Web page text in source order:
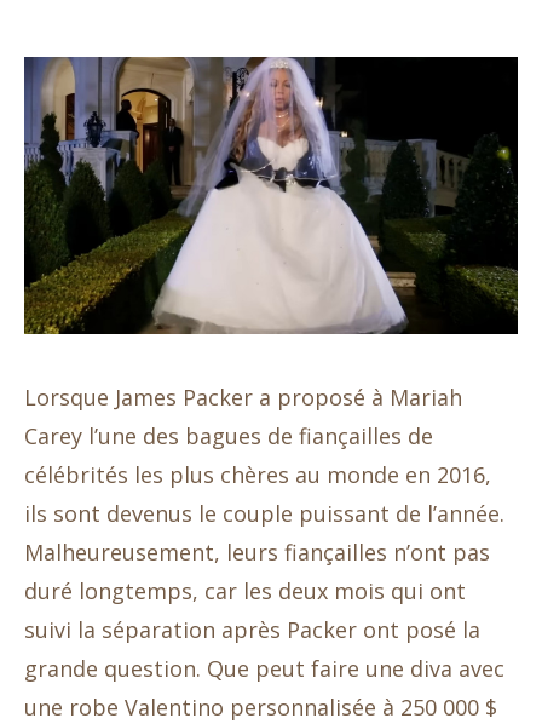
Lorsque James Packer a proposé à Mariah
Carey l’une des bagues de fiançailles de
célébrités les plus chères au monde en 2016,
ils sont devenus le couple puissant de l’année.
Malheureusement, leurs fiançailles n’ont pas
duré longtemps, car les deux mois qui ont
suivi la séparation après Packer ont posé la
grande question. Que peut faire une diva avec
une robe Valentino personnalisée à 250 000 $